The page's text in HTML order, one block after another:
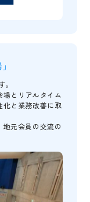
場とリアルタイム
化と業務改善に取
元会員の交流の